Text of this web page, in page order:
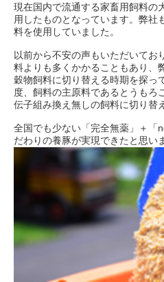
現在国内で流通する家畜用飼料の
用したものとなっています。弊社
料を使用していました。
以前から不安の声もいただいてお
料よりも多くかかることもあり、
穀物飼料に切り替える時期を探っ
度、飼料の主原料であるとうもろ
伝子組み換え無しの飼料に切り替
全国でも少ない「完全無薬」＋「
だわりの養豚が実現できたと思い